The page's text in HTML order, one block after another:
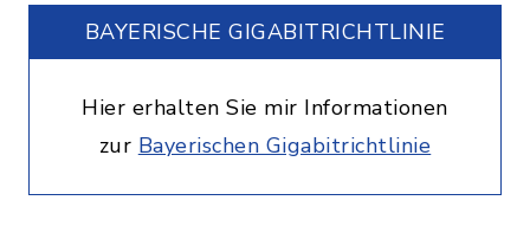
BAYERISCHE GIGABITRICHTLINIE
Hier erhalten Sie mir Informationen
zur Bayerischen Gigabitrichtlinie